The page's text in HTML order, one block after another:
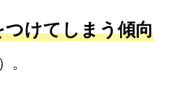
つけてしまう傾向
。